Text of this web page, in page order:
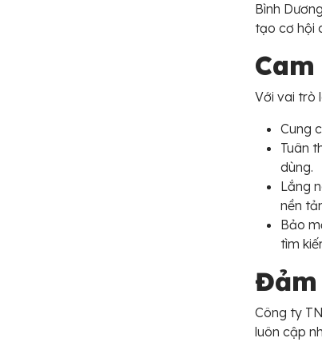
Bình
tạo cơ hội
Với vai trò
Cung
Tuân
dùng.
Lắng
nền
Bảo
tìm
Công ty
luôn cập